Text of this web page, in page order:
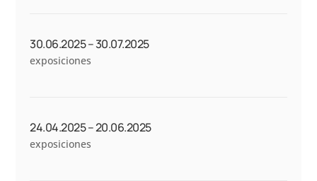
30.06.2025 – 30.07.2025
exposiciones
24.04.2025 – 20.06.2025
exposiciones